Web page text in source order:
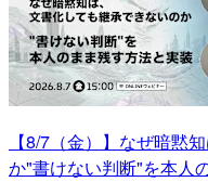
【8/7（金）】なぜ暗黙
か"書けない判断"を本人